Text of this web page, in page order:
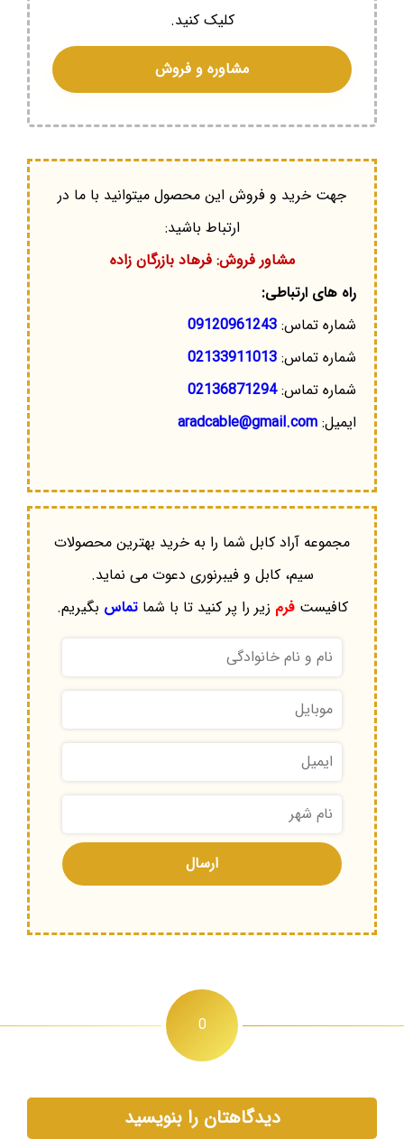
کلیک کنید.
مشاوره و فروش
جهت خرید و فروش این محصول میتوانید با ما در
ارتباط باشید:
مشاور فروش: فرهاد بازرگان زاده
راه های ارتباطی:
شماره تماس: 09120961243
شماره تماس: 02133911013
شماره تماس:02136871294
ایمیل: aradcable@gmail.com
مجموعه آراد کابل شما را به خرید بهترین محصولات
سیم، کابل و فیبرنوری دعوت می نماید.
کافیستفرم زیر را پر کنید تا با شماتماس بگیریم.
0
دیدگاهتان را بنویسید